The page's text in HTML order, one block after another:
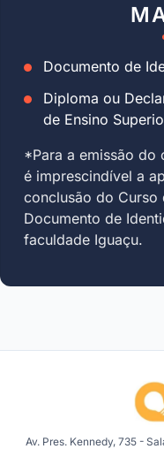
Documento de
Diploma ou
de Ensino
*Para a emissão do
é imprescindível a
conclusão do Curso
Documento de
faculdade Iguaçu.
Av. Pres. Kennedy, 735 -